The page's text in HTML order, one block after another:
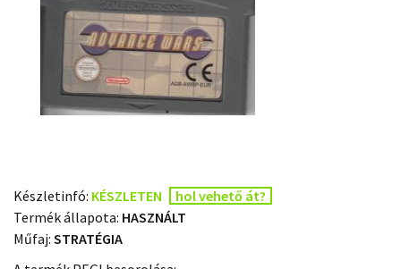
Készletinfó: KÉSZLETEN
hol vehető át?
Termék állapota: HASZNÁLT
Műfaj: STRATÉGIA